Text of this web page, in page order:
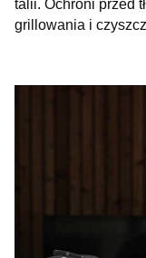
talii. Ochroni przed
grillowania i